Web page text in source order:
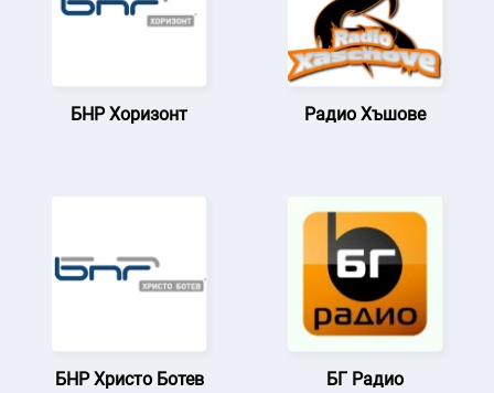
БНР Хоризонт Радио Хъшове
БНР Христо Ботев БГ Радио